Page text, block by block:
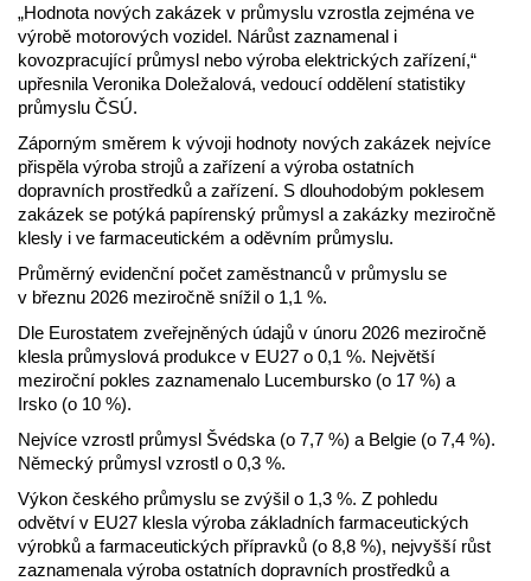
„Hodnota nových zakázek v průmyslu vzrostla zejména ve
výrobě motorových vozidel. Nárůst zaznamenal i
kovozpracující průmysl nebo výroba elektrických zařízení,“
upřesnila Veronika Doležalová, vedoucí oddělení statistiky
průmyslu ČSÚ.
Záporným směrem k vývoji hodnoty nových zakázek nejvíce
přispěla výroba strojů a zařízení a výroba ostatních
dopravních prostředků a zařízení. S dlouhodobým poklesem
zakázek se potýká papírenský průmysl a zakázky meziročně
klesly i ve farmaceutickém a oděvním průmyslu.
Průměrný evidenční počet zaměstnanců v průmyslu se
v březnu 2026 meziročně snížil o 1,1 %.
Dle Eurostatem zveřejněných údajů v únoru 2026 meziročně
klesla průmyslová produkce v EU27 o 0,1 %. Největší
meziroční pokles zaznamenalo Lucembursko (o 17 %) a
Irsko (o 10 %).
Nejvíce vzrostl průmysl Švédska (o 7,7 %) a Belgie (o 7,4 %).
Německý průmysl vzrostl o 0,3 %.
Výkon českého průmyslu se zvýšil o 1,3 %. Z pohledu
odvětví v EU27 klesla výroba základních farmaceutických
výrobků a farmaceutických přípravků (o 8,8 %), nejvyšší růst
zaznamenala výroba ostatních dopravních prostředků a